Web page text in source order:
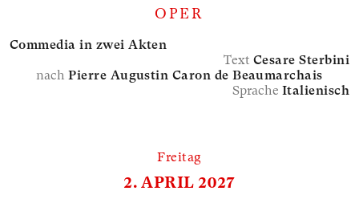
OPER
Commedia in zwei Akten
Text Cesare Sterbini
nachPierre Augustin Caron de Beaumarchais
Sprache Italienisch
Freitag
2. APRIL 2027